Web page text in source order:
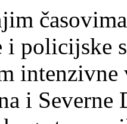
policijske
i Severne